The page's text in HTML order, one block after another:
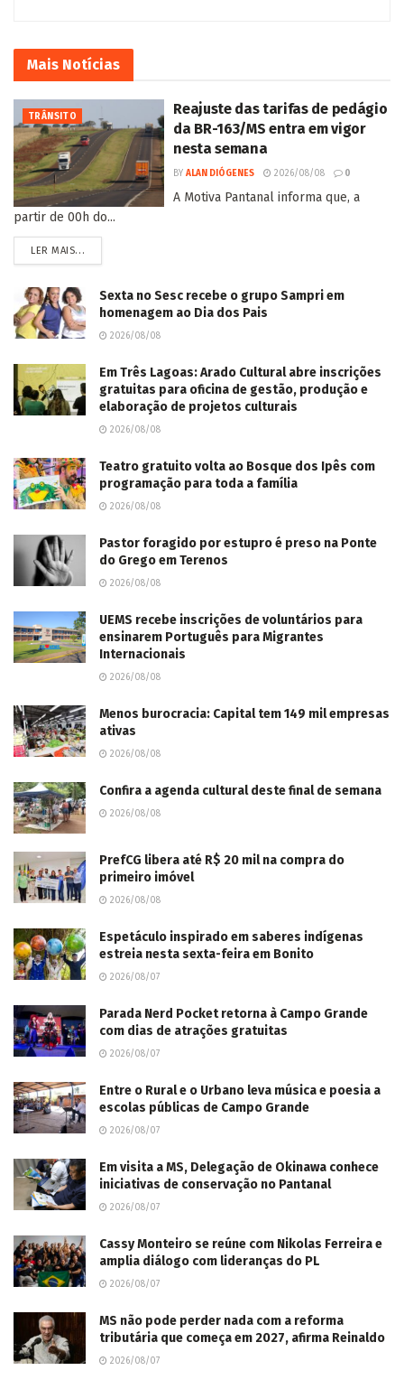
Mais Notícias
TRÂNSITO
Reajuste das tarifas de pedágio
da BR-163/MS entra em vigor
nesta semana
BY ALAN DIÓGENES 2026/08/08 0
A Motiva Pantanal informa que, a
partir de 00h do...
LER MAIS...
Sexta no Sesc recebe o grupo Sampri em
homenagem ao Dia dos Pais
2026/08/08
Em Três Lagoas: Arado Cultural abre inscrições
gratuitas para oficina de gestão, produção e
elaboração de projetos culturais
2026/08/08
Teatro gratuito volta ao Bosque dos Ipês com
programação para toda a família
2026/08/08
Pastor foragido por estupro é preso na Ponte
do Grego em Terenos
2026/08/08
UEMS recebe inscrições de voluntários para
ensinarem Português para Migrantes
Internacionais
2026/08/08
Menos burocracia: Capital tem 149 mil empresas
ativas
2026/08/08
Confira a agenda cultural deste final de semana
2026/08/08
PrefCG libera até R$ 20 mil na compra do
primeiro imóvel
2026/08/08
Espetáculo inspirado em saberes indígenas
estreia nesta sexta-feira em Bonito
2026/08/07
Parada Nerd Pocket retorna à Campo Grande
com dias de atrações gratuitas
2026/08/07
Entre o Rural e o Urbano leva música e poesia a
escolas públicas de Campo Grande
2026/08/07
Em visita a MS, Delegação de Okinawa conhece
iniciativas de conservação no Pantanal
2026/08/07
Cassy Monteiro se reúne com Nikolas Ferreira e
amplia diálogo com lideranças do PL
2026/08/07
MS não pode perder nada com a reforma
tributária que começa em 2027, afirma Reinaldo
2026/08/07